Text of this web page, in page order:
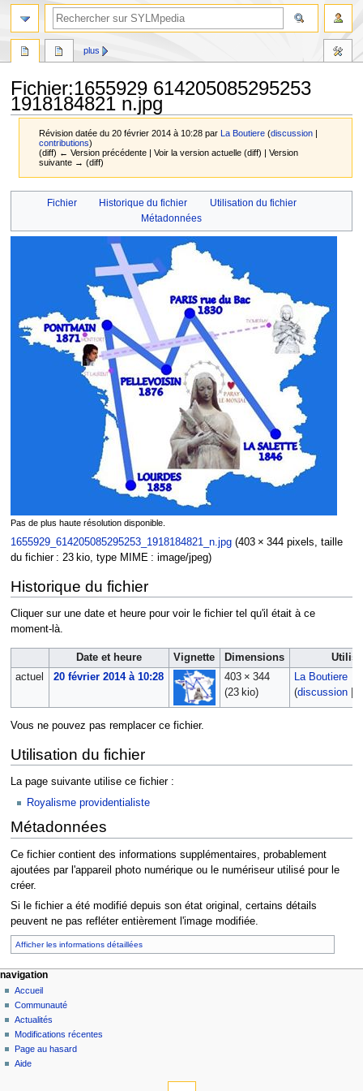
Fichier:1655929 614205085295253
1918184821 n.jpg
Révision datée du 20 février 2014 à 10:28 parLa Boutiere (discussion |
contributions)
(diff) ← Version précédente | Voir la version actuelle (diff) | Version
suivante → (diff)
la
la
Fichier Historique du fichier
Utilisation du fichier
Métadonnées
Pas de plus haute résolution disponible.
1655929_614205085295253_1918184821_n.jpg‎ (403 × 344 pixels, taille
du fichier : 23 kio, type MIME : image/jpeg)
Historique du fichier
Cliquer sur une date et heure pour voir le fichier tel qu'il était à ce
moment-là.
Date et heure Vignette Dimensions
actuel
20 février 2014 à 10:28
403 × 344
(23 kio)
La Boutiere
(discussion|
Vous ne pouvez pas remplacer ce fichier.
Utilisation du fichier
La page suivante utilise ce fichier :
Royalisme providentialiste
Métadonnées
Ce fichier contient des informations supplémentaires, probablement
ajoutées par l'appareil photo numérique ou le numériseur utilisé pour le
créer.
Si le fichier a été modifié depuis son état original, certains détails
peuvent ne pas refléter entièrement l'image modifiée.
Afficher les informations détaillées
plus
navigation
Accueil
Communauté
Actualités
Modifications récentes
Page au hasard
Aide